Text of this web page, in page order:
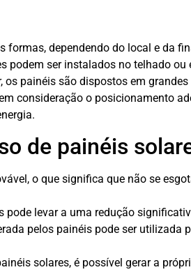
formas, dependendo do local e da
podem ser instalados no telhado ou
painéis são dispostos em
consideração o posicionamento
de painéis
o que significa que não se
pode levar a uma redução
pelos painéis pode ser utilizada
solares, é possível gerar a